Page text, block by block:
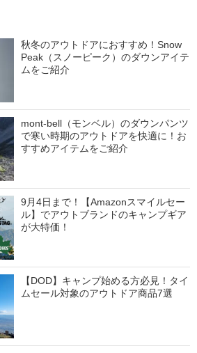
秋冬のアウトドアにおすすめ！Snow
Peak（スノーピーク）のダウンアイテ
ムをご紹介
mont-bell（モンベル）のダウンパンツ
で寒い時期のアウトドアを快適に！お
すすめアイテムをご紹介
9月4日まで！【Amazonスマイルセー
ル】でアウトブランドのキャンプギア
が大特価！
【DOD】キャンプ始める方必見！タイ
ムセール対象のアウトドア商品7選